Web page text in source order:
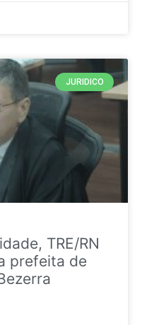
JURIDICO
TRE/RN
prefeita de